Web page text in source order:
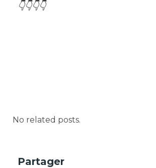
👇👇👇👇
No related posts.
Partager